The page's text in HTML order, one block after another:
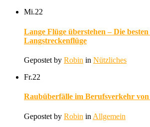
Mi.22
Lange Flüge überstehen – Die
Langstreckenflüge
Gepostet by Robin in Nützliches
Fr.22
Raubüberfälle im Berufsverkehr
Gepostet by Robin in Allgemein